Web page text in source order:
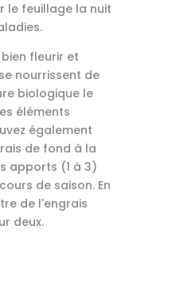
le feuillage la nuit
bien fleurir et
nourrissent de
biologique le
éléments
également
de fond à la
apports (1 à 3)
de saison. En
de l'engrais
deux.